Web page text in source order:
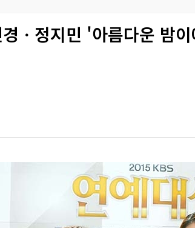
ㆍ정지민 '아름다운 밤